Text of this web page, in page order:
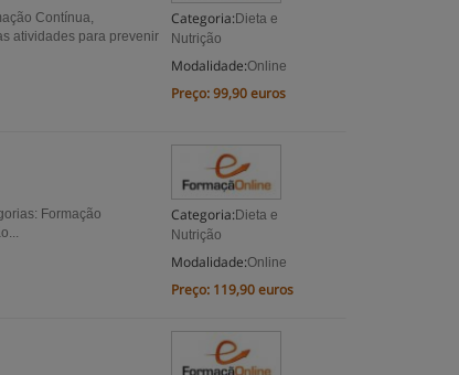
Categoria: Dieta e
Nutrição
Modalidade:Online
Preço:99,90 euros
Contínua,
atividades para prevenir
Categoria: Dieta e
Nutrição
Modalidade:Online
Preço: 119,90 euros
Formação